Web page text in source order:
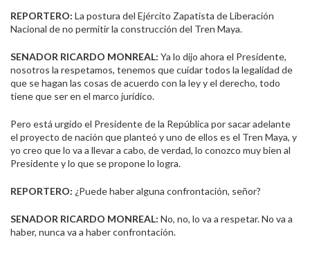
REPORTERO: La postura del Ejército Zapatista de Liberación
Nacional de no permitir la construcción del Tren Maya.
SENADOR RICARDO MONREAL: Ya lo dijo ahora el Presidente,
nosotros la respetamos, tenemos que cuidar todos la legalidad de
que se hagan las cosas de acuerdo con la ley y el derecho, todo
tiene que ser en el marco jurídico.
Pero está urgido el Presidente de la República por sacar adelante
el proyecto de nación que planteó y uno de ellos es el Tren Maya, y
yo creo que lo va a llevar a cabo, de verdad, lo conozco muy bien al
Presidente y lo que se propone lo logra.
REPORTERO: ¿Puede haber alguna confrontación, señor?
SENADOR RICARDO MONREAL: No, no, lo va a respetar. No va a
haber, nunca va a haber confrontación.